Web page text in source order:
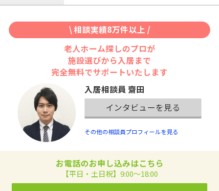
\ 相談実績8万件以上 /
老人ホーム探しのプロが
施設選びから入居まで
完全無料でサポートいたします
入居相談員 齋田
インタビューを見る
その他の相談員プロフィールを見る
お電話のお申し込みはこちら
【平日・土日祝】9:00～18:00